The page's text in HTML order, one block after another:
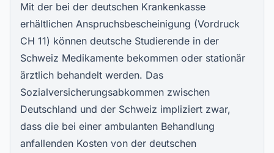
Mit der bei der deutschen Krankenkasse
erhältlichen Anspruchsbescheinigung (Vordruck
CH 11) können deutsche Studierende in der
Schweiz Medikamente bekommen oder stationär
ärztlich behandelt werden. Das
Sozialversicherungsabkommen zwischen
Deutschland und der Schweiz impliziert zwar,
dass die bei einer ambulanten Behandlung
anfallenden Kosten von der deutschen